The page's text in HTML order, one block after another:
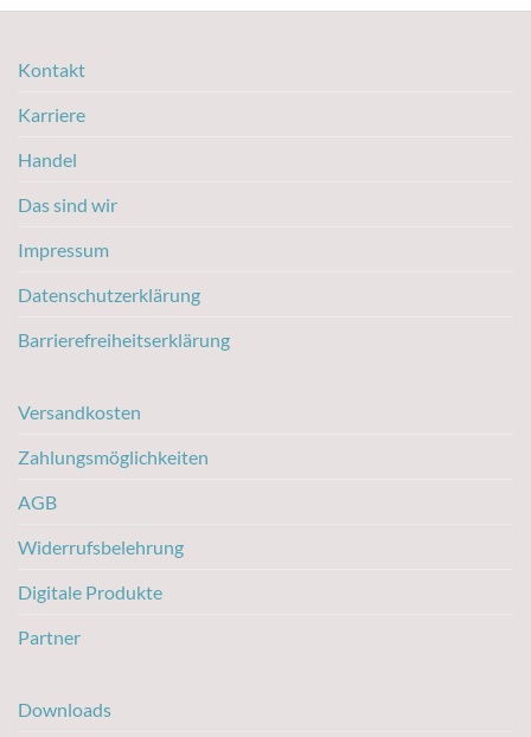
Kontakt
Karriere
Handel
Das sind wir
Impressum
Datenschutzerklärung
Barrierefreiheitserklärung
Versandkosten
Zahlungsmöglichkeiten
AGB
Widerrufsbelehrung
Digitale Produkte
Partner
Downloads